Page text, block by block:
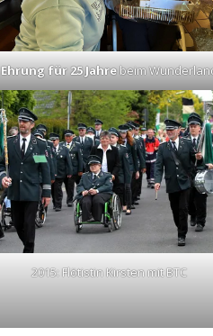
Ehrung für 25 Jahrebeim
2015: Flötistin Kirsten mit BTC